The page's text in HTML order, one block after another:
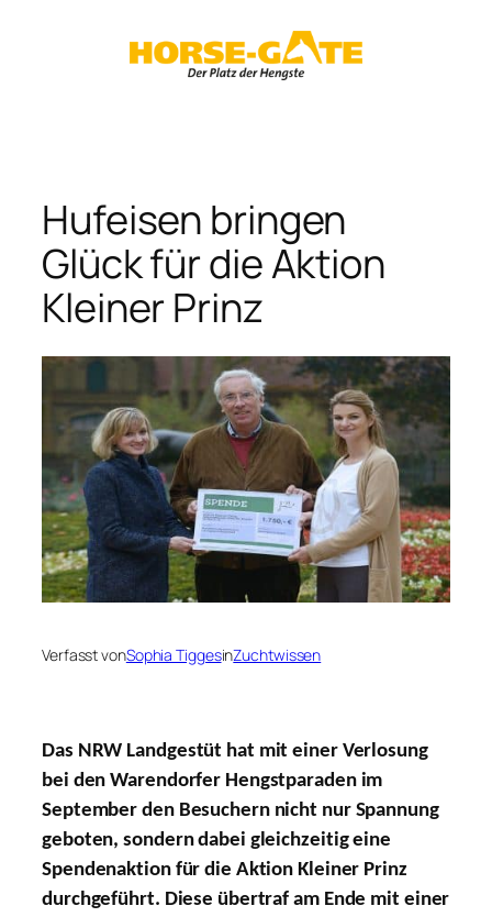
Hufeisen bringen
Glück für die Aktion
Kleiner Prinz
Verfasst vonSophia TiggesinZuchtwissen
Das NRW Landgestüt hat mit einer Verlosung
bei den Warendorfer Hengstparaden im
September den Besuchern nicht nur Spannung
geboten, sondern dabei gleichzeitig eine
Spendenaktion für die Aktion Kleiner Prinz
durchgeführt. Diese übertraf am Ende mit einer